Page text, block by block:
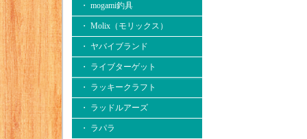
・ mogami釣具
・ Molix（モリックス）
・ ヤバイブランド
・ ライブターゲット
・ ラッキークラフト
・ ラッドルアーズ
・ ラパラ